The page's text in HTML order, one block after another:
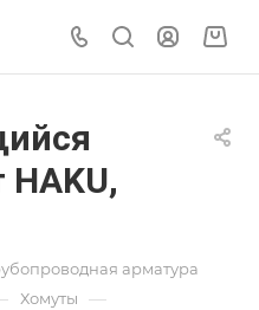
HAKU,
арматура
Хомуты —